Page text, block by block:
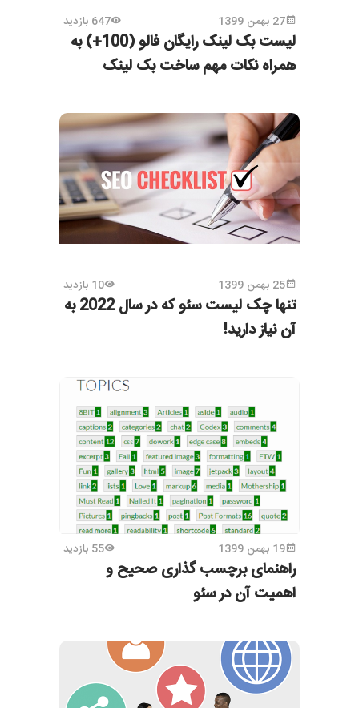
27 بهمن 1399 647 بازدید
لیست بک لینک رایگان فالو (100+) به
همراه نکات مهم ساخت بک لینک
25 بهمن 1399 10 بازدید
تنها چک لیست سئو که در سال 2022 به
آن نیاز دارید!
19 بهمن 1399 55 بازدید
راهنمای برچسب گذاری صحیح و
اهمیت آن در سئو